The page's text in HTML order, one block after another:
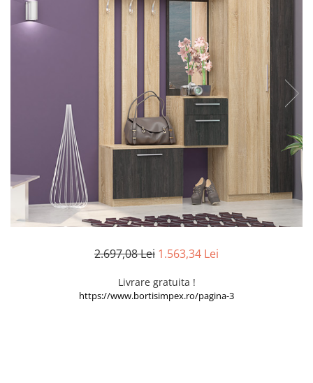
Seturi masa +scaune dining
Seturi dormitoare complete
Suporturi saltea/Somiere/Gratii
2.697,08 Lei 1.563,34 Lei
Livrare gratuita !
https://www.bortisimpex.ro/pagina-3